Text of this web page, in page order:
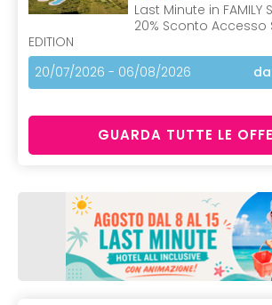
Last Minute in FAMILY
20% Sconto Accesso
EDITION
20/07/2026 - 06/08/2026
GUARDA TUTTE LE